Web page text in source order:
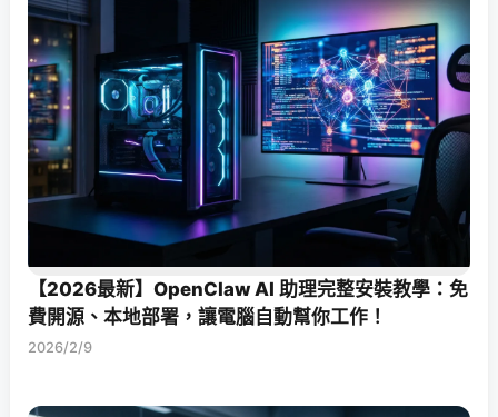
【2026最新】OpenClaw AI 助理完整安裝教學：免
費開源、本地部署，讓電腦自動幫你工作！
2026/2/9